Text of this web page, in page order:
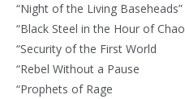
“Night of the Living Baseheads”
“Black Steel in the Hour of
“Security of the First World
“Rebel Without a Pause
“Prophets of Rage